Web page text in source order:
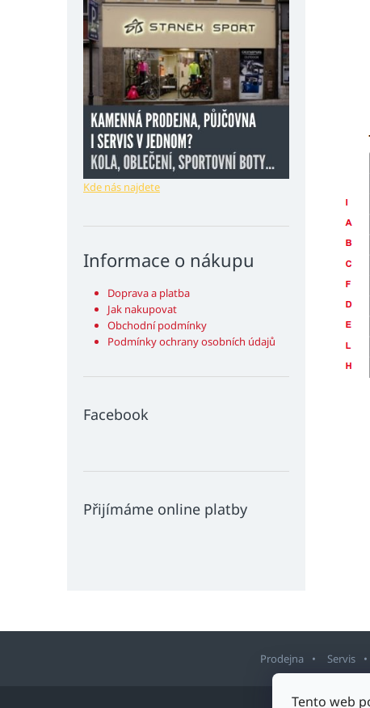
Tento web
Kde nás najdete
Informace o nákupu
Doprava a platba
Jak nakupovat
Obchodní podmínky
Podmínky ochrany osobních údajů
Facebook
Přijímáme online platby
Prodejna Servis